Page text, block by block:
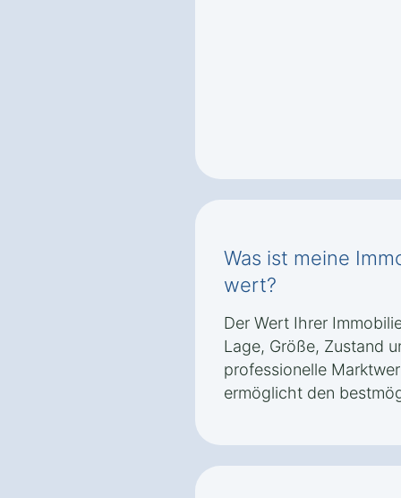
Was ist meine
wert?
Der Wert Ihrer
Lage, Größe, Zustand
professionelle
ermöglicht den